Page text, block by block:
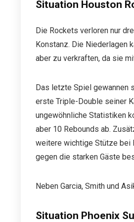
Situation Houston
Die Rockets verloren nur
Konstanz. Die Niederlagen
aber zu verkraften, da sie
Das letzte Spiel gewannen
erste Triple-Double seiner
ungewöhnliche Statistiken
aber 10 Rebounds ab.
weitere wichtige Stütze bei
gegen die starken Gäste
Neben Garcia, Smith und
Situation Phoenix